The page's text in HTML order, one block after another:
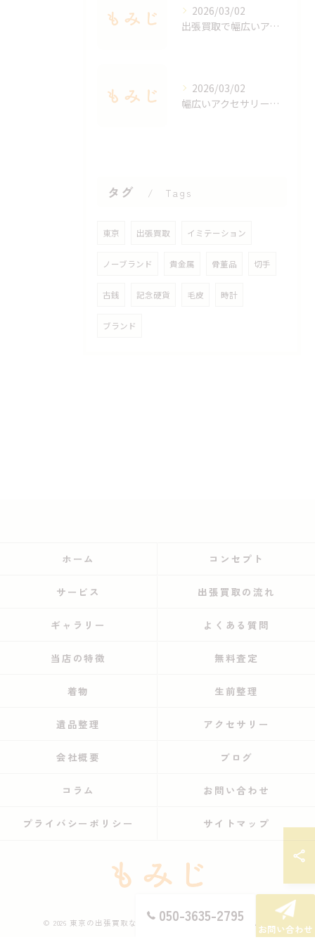
2026/03/02
出張買取で幅広いアクセサリーを適正査定する秘訣
2026/03/02
幅広いアクセサリーを出張買取で手軽に査定する方法
タグ Tags
東京 出張買取 イミテーション
ノーブランド 貴金属 骨董品 切手
古銭 記念硬貨 毛皮 時計
ブランド
050-3635-2795
お問い合わせ
ホーム コンセプト
サービス 出張買取の流れ
ギャラリー よくある質問
当店の特徴 無料査定
着物 生前整理
遺品整理 アクセサリー
会社概要 ブログ
コラム お問い合わせ
プライバシーポリシー サイトマップ
© 2026 東京の出張買取ならもみじ ALL RIGHTS RESERVED.